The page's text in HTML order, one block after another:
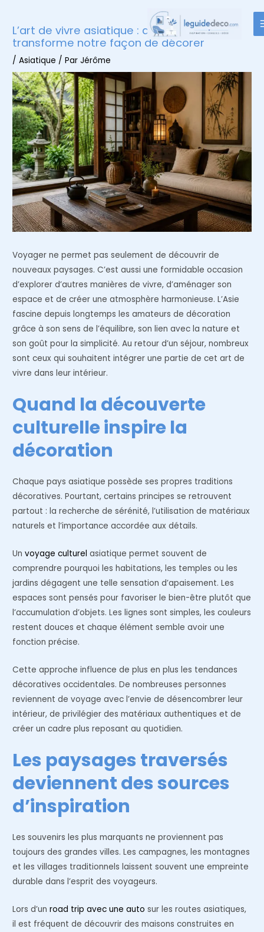
contenu
L’art de vivre asiatique : quand le voyage
transforme notre façon de décorer
/Asiatique / ParJérôme
Voyager ne permet pas seulement de découvrir de
nouveaux paysages. C’est aussi une formidable occasion
d’explorer d’autres manières de vivre, d’aménager son
espace et de créer une atmosphère harmonieuse. L’Asie
fascine depuis longtemps les amateurs de décoration
grâce à son sens de l’équilibre, son lien avec la nature et
son goût pour la simplicité. Au retour d’un séjour, nombreux
sont ceux qui souhaitent intégrer une partie de cet art de
vivre dans leur intérieur.
Quand la découverte
culturelle inspire la
décoration
Chaque pays asiatique possède ses propres traditions
décoratives. Pourtant, certains principes se retrouvent
partout : la recherche de sérénité, l’utilisation de matériaux
naturels et l’importance accordée aux détails.
Unvoyage culturel asiatique permet souvent de
comprendre pourquoi les habitations, les temples ou les
jardins dégagent une telle sensation d’apaisement. Les
espaces sont pensés pour favoriser le bien-être plutôt que
l’accumulation d’objets. Les lignes sont simples, les couleurs
restent douces et chaque élément semble avoir une
fonction précise.
Cette approche influence de plus en plus les tendances
décoratives occidentales. De nombreuses personnes
reviennent de voyage avec l’envie de désencombrer leur
intérieur, de privilégier des matériaux authentiques et de
créer un cadre plus reposant au quotidien.
Les paysages traversés
deviennent des sources
d’inspiration
Les souvenirs les plus marquants ne proviennent pas
toujours des grandes villes. Les campagnes, les montagnes
et les villages traditionnels laissent souvent une empreinte
durable dans l’esprit des voyageurs.
Lors d’unroad trip avec une auto sur les routes asiatiques,
il est fréquent de découvrir des maisons construites en